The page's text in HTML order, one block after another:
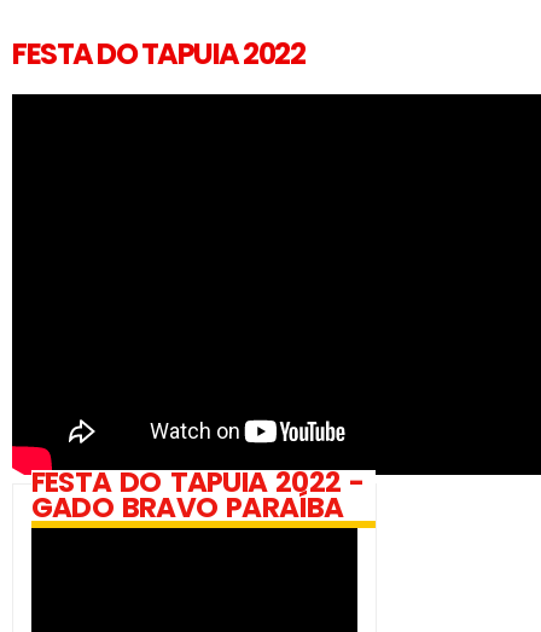
FESTA DO TAPUIA 2022
FESTA DO TAPUIA 2022 -
GADO BRAVO PARAÍBA